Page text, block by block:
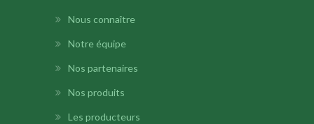
Nous connaître
Notre équipe
Nos partenaires
Nos produits
Les producteurs